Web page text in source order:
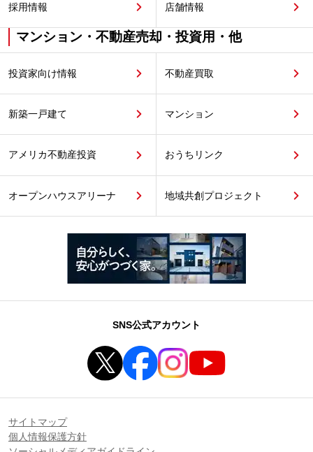
採用情報 店舗情報
マンション・不動産売却・投資用・他
投資家向け情報 不動産買取
新築一戸建て マンション
アメリカ不動産投資 おうちリンク
オープンハウスアリーナ 地域共創プロジェクト
SNS公式アカウント
サイトマップ
個人情報保護方針